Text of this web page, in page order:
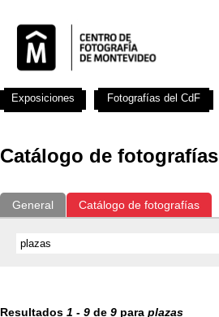
Catálogo de fotografías
General Catálogo de fotografías
Resultados 1 - 9 de 9 para plazas
Exposiciones Fotografías del CdF